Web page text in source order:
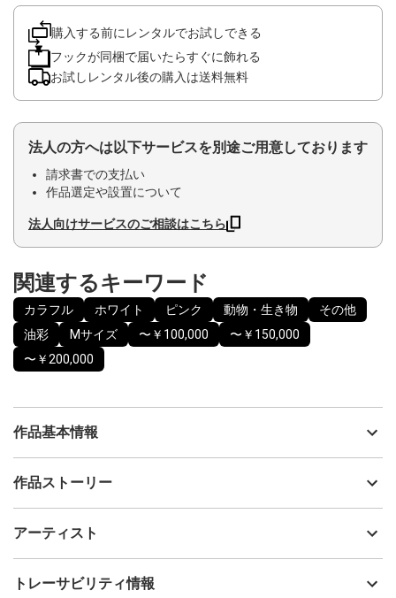
購入する前にレンタルでお試しできる
フックが同梱で届いたらすぐに飾れる
お試しレンタル後の購入は送料無料
法人の方へは以下サービスを別途ご用意しております
請求書での支払い
作品選定や設置について
法人向けサービスのご相談はこちら
関連するキーワード
カラフル ホワイト ピンク 動物・生き物
その他
油彩
Mサイズ 〜￥100,000
〜￥150,000
〜￥200,000
作品基本情報
出品者
制作年
油彩
作品ストーリー
アーティスト
Ken&May
トレーサビリティ情報